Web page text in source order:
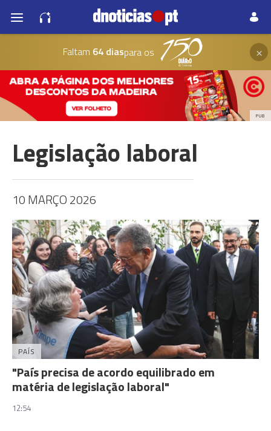
Faltam 64 diaspara os ×
PUB
Legislação laboral
10 MARÇO 2026
PAÍS
"País precisa de acordo equilibrado em
matéria de legislação laboral"
12:54